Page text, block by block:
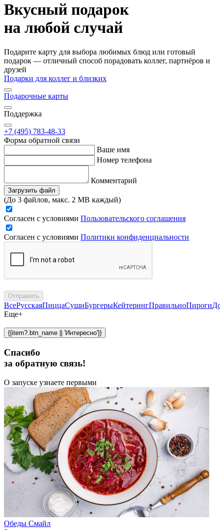
Вкусный подарок
на любой случай
Подарите карту для выбора любимых блюд или готовый
подарок — отличный способ порадовать коллег, партнёров и
друзей
Подарки для коллег и близких
Подарочные карты
Поддержка
+7 (495) 783-48-33
Форма обратной связи
Ваше имя
Номер телефона
Комментарий
Загрузить файл
(До 3 файлов, макс. 2 MB каждый)
Согласен с условиями Пользовательского соглашения
Согласен с условиями Политики конфиденциальности
Отправить
ВсеРусскаяПиццаСушиБургерыКейтерингПравильноПироги
Еще+
{{item?.btn_name || 'Интересно'}}
Спасибо
за обратную связь!
О запуске узнаете первыми
Обеды Смайл